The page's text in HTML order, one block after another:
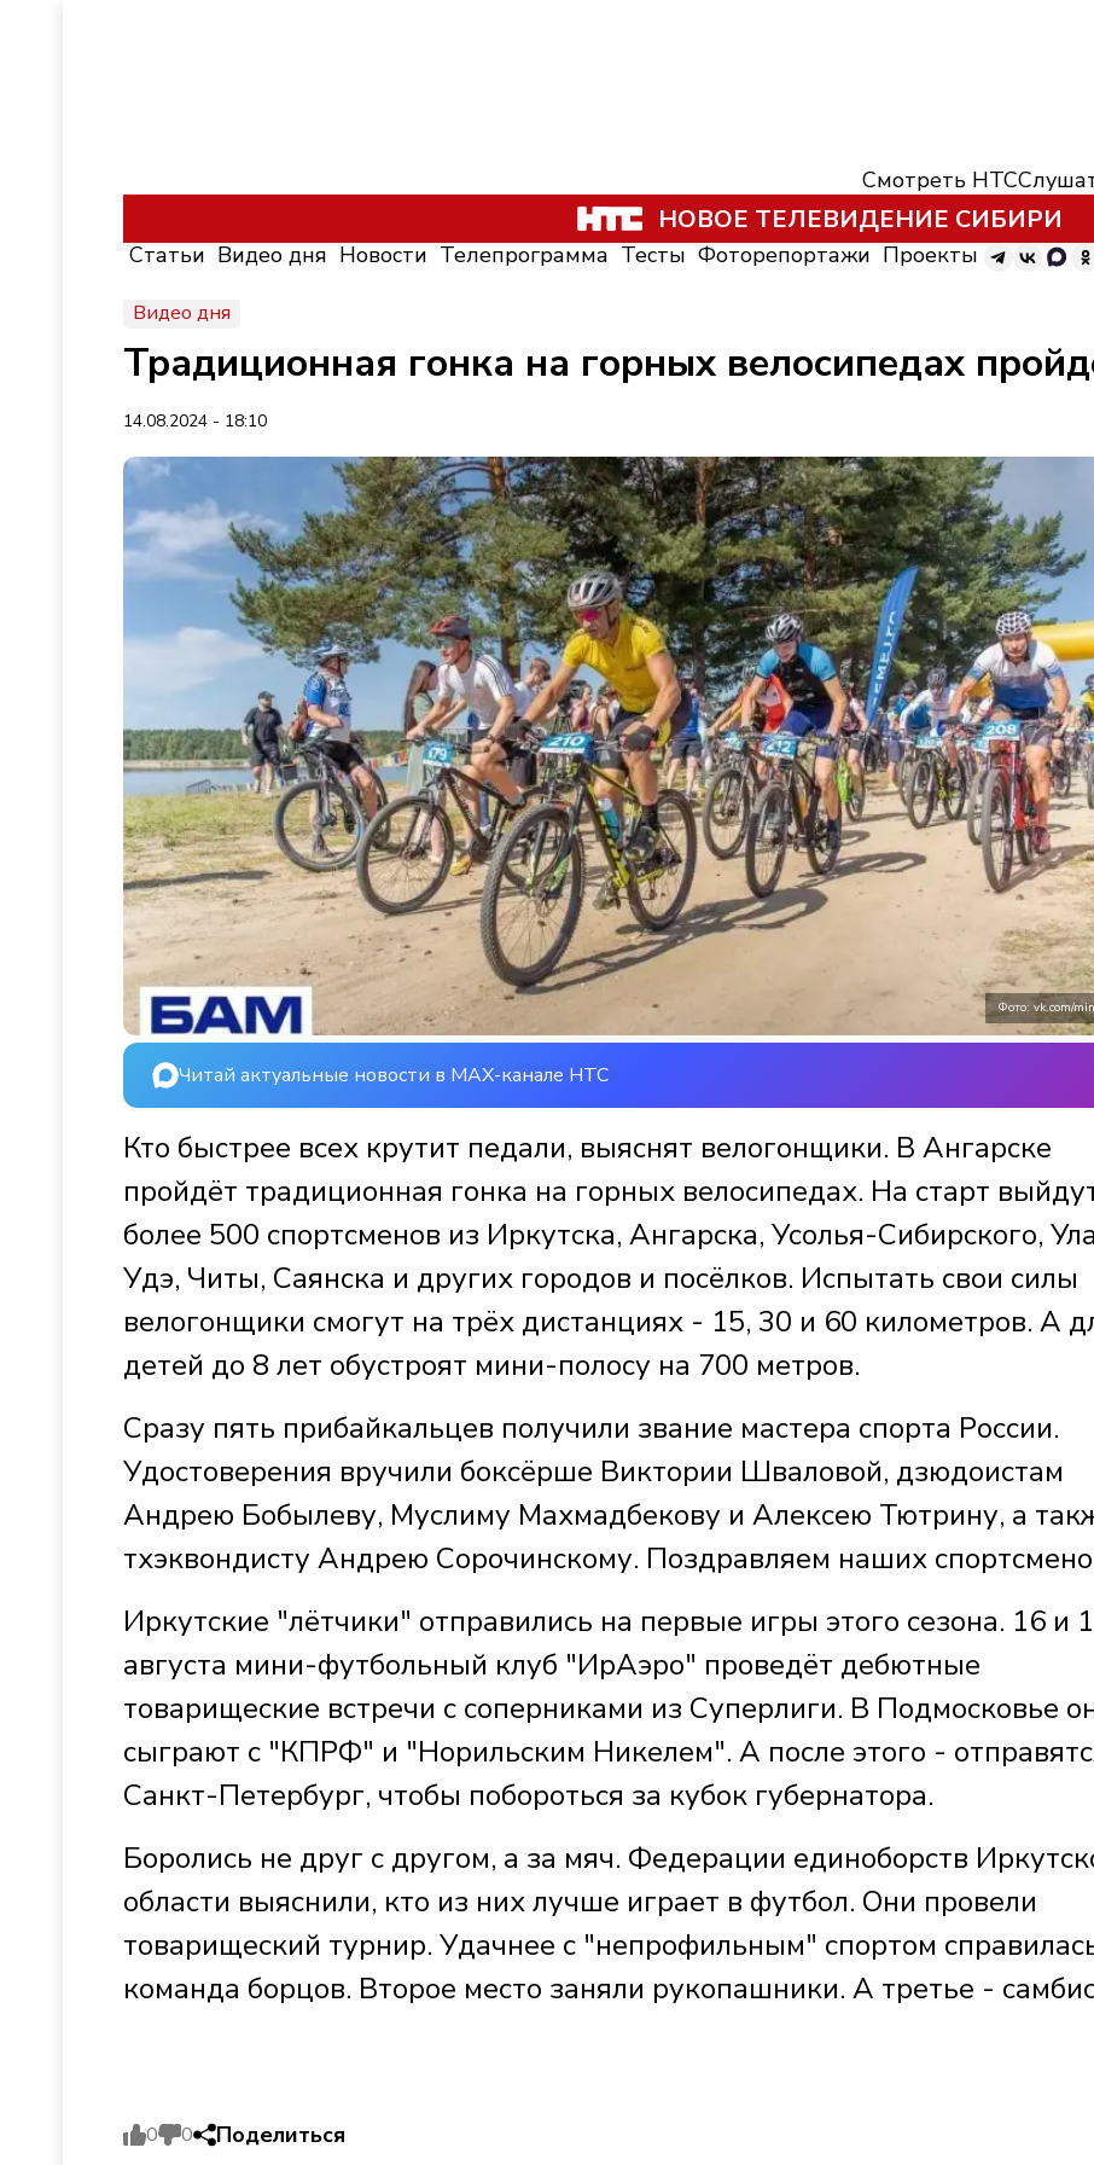
Смотреть НТС
НОВОЕ ТЕЛЕВИДЕНИЕ СИБИРИ
Статьи Видео дня Новости Телепрограмма Тесты Фоторепортажи Проекты
Видео дня
Традиционная гонка на горных велосипедах
14.08.2024 - 18:10
Фото: vk.com/
Читай актуальные новости в MAX-канале НТС
Кто быстрее всех крутит педали, выяснят велогонщики. В Ангарске
пройдёт традиционная гонка на горных велосипедах. На старт
более 500 спортсменов из Иркутска, Ангарска, Усолья-Сибирского,
Удэ, Читы, Саянска и других городов и посёлков. Испытать свои силы
велогонщики смогут на трёх дистанциях - 15, 30 и 60 километров. А
детей до 8 лет обустроят мини-полосу на 700 метров.
Сразу пять прибайкальцев получили звание мастера спорта России.
Удостоверения вручили боксёрше Виктории Шваловой, дзюдоистам
Андрею Бобылеву, Муслиму Махмадбекову и Алексею Тютрину, а
тхэквондисту Андрею Сорочинскому. Поздравляем наших
Иркутские "лётчики" отправились на первые игры этого сезона. 16 и
августа мини-футбольный клуб "ИрАэро" проведёт дебютные
товарищеские встречи с соперниками из Суперлиги. В Подмосковье
сыграют с "КПРФ" и "Норильским Никелем". А после этого -
Санкт-Петербург, чтобы побороться за кубок губернатора.
Боролись не друг с другом, а за мяч. Федерации единоборств
области выяснили, кто из них лучше играет в футбол. Они провели
товарищеский турнир. Удачнее с "непрофильным" спортом
команда борцов. Второе место заняли рукопашники. А третье -
0 0 Поделиться